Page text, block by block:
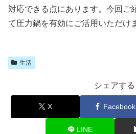
対応できる点にあります。今回ご
て圧力鍋を有効にご活用いただけ
生活
シェアする
X Facebook
LINE